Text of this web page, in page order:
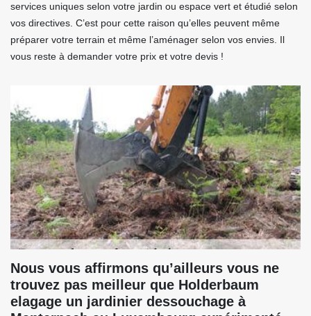
services uniques selon votre jardin ou espace vert et étudié selon
vos directives. C’est pour cette raison qu’elles peuvent même
préparer votre terrain et même l’aménager selon vos envies. Il
vous reste à demander votre prix et votre devis !
Nous vous affirmons qu’ailleurs vous ne
trouvez pas meilleur que Holderbaum
elagage un jardinier dessouchage à